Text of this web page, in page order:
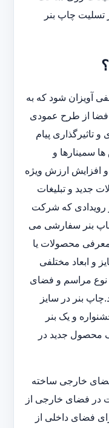
تسلیت چاپ بنر
آویزان شود که به
فضا از طرح عمودی
و تاثیرگذاری پیام
سمینارها و
افزایش ارزش ویژه
جدید و تبلیغات
رویدادی که شرکت
بنر سفارشی می
و معرفی محصولات یا
و ابعاد مختلفی
نوع مراسم و فضای
بنر در سایز
و یک بنر
محصول جدید در
فضای خارجی ساخته
در فضای خارجی از
فضای داخلی از